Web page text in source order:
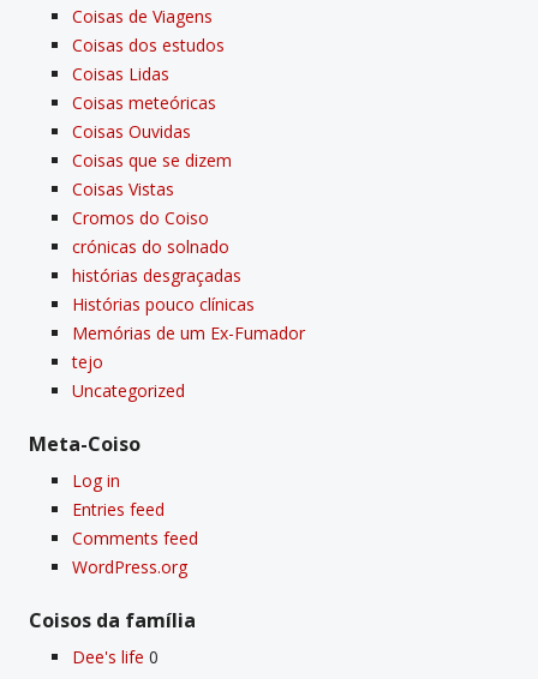
Coisas de Viagens
Coisas dos estudos
Coisas Lidas
Coisas meteóricas
Coisas Ouvidas
Coisas que se dizem
Coisas Vistas
Cromos do Coiso
crónicas do solnado
histórias desgraçadas
Histórias pouco clí­nicas
Memórias de um Ex-Fumador
tejo
Uncategorized
Meta-Coiso
Log in
Entries feed
Comments feed
WordPress.org
Coisos da famí­lia
Dee's life 0